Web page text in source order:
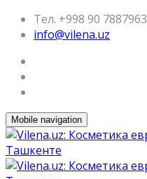
Тел. +998 90 7887963
info@vilena.uz
Mobile navigation